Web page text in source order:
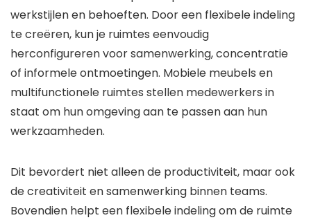
werkstijlen en behoeften. Door een flexibele indeling
te creëren, kun je ruimtes eenvoudig
herconfigureren voor samenwerking, concentratie
of informele ontmoetingen. Mobiele meubels en
multifunctionele ruimtes stellen medewerkers in
staat om hun omgeving aan te passen aan hun
werkzaamheden.
Dit bevordert niet alleen de productiviteit, maar ook
de creativiteit en samenwerking binnen teams.
Bovendien helpt een flexibele indeling om de ruimte